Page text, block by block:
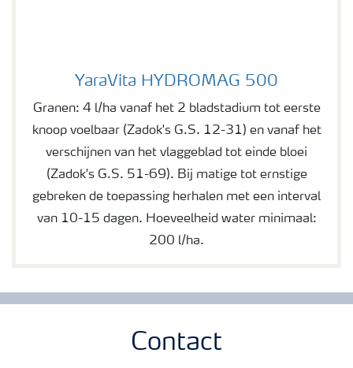
YaraVita HYDROMAG 500
Granen: 4 l/ha vanaf het 2 bladstadium tot eerste
knoop voelbaar (Zadok's G.S. 12-31) en vanaf het
verschijnen van het vlaggeblad tot einde bloei
(Zadok's G.S. 51-69). Bij matige tot ernstige
gebreken de toepassing herhalen met een interval
van 10-15 dagen. Hoeveelheid water minimaal:
200 l/ha.
Contact